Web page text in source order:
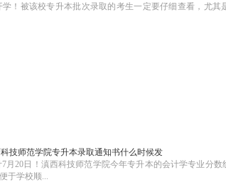
！被该校专升本批次录取的考生一定要仔细查看，尤
技师范学院专升本录取通知书什么时候发
月20日！滇西科技师范学院今年专升本的会计学专业分
于学校顺...